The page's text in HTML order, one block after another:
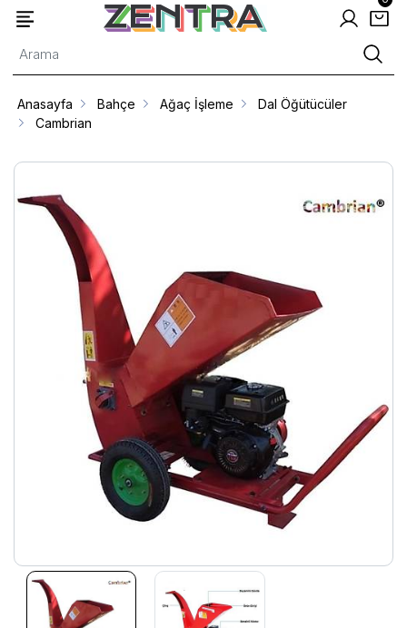
Anasayfa Bahçe Ağaç İşleme
Dal Öğütücüler
Cambrian